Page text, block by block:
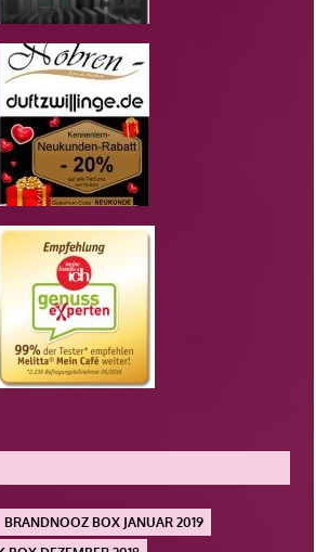
BRANDNOOZ BOX JANUAR 2019